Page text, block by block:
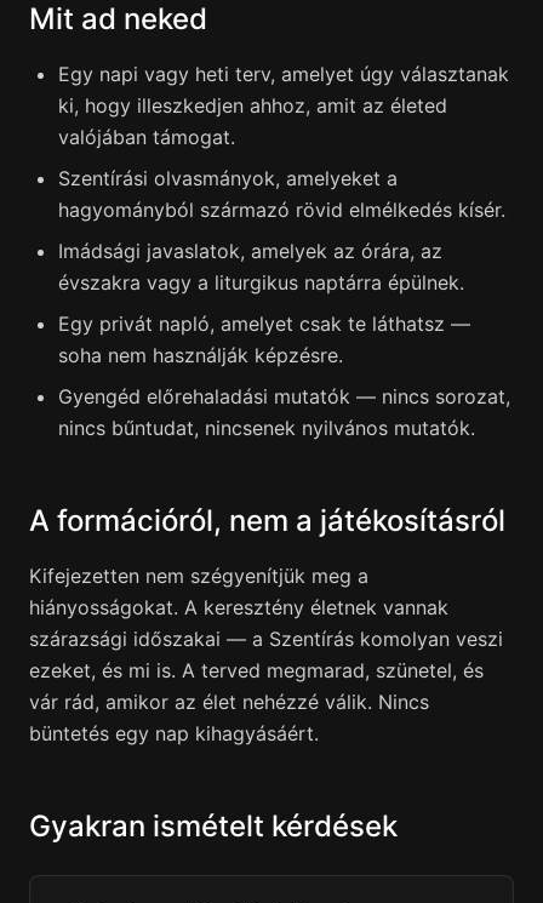
Mit ad neked
Egy napi vagy heti terv, amelyet úgy választanak
ki, hogy illeszkedjen ahhoz, amit az életed
valójában támogat.
Szentírási olvasmányok, amelyeket a
hagyományból származó rövid elmélkedés kísér.
Imádsági javaslatok, amelyek az órára, az
évszakra vagy a liturgikus naptárra épülnek.
Egy privát napló, amelyet csak te láthatsz —
soha nem használják képzésre.
Gyengéd előrehaladási mutatók — nincs sorozat,
nincs bűntudat, nincsenek nyilvános mutatók.
A formációról, nem a játékosításról
Kifejezetten nem szégyenítjük meg a
hiányosságokat. A keresztény életnek vannak
szárazsági időszakai — a Szentírás komolyan veszi
ezeket, és mi is. A terved megmarad, szünetel, és
vár rád, amikor az élet nehézzé válik. Nincs
büntetés egy nap kihagyásáért.
Gyakran ismételt kérdések